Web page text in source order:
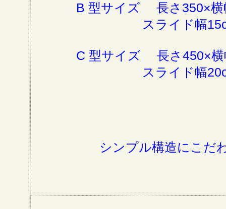
B 型サイズ 長さ350×横
スライド幅
C 型サイズ 長さ450×横
スライド幅
シンプル構造にこだ